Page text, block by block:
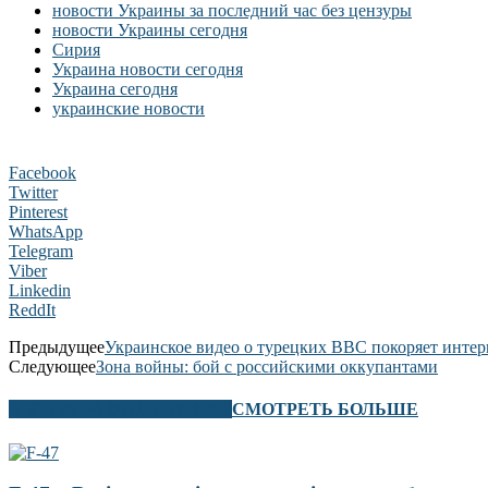
новости Украины за последний час без цензуры
новости Украины сегодня
Сирия
Украина новости сегодня
Украина сегодня
украинские новости
Facebook
Twitter
Pinterest
WhatsApp
Telegram
Viber
Linkedin
ReddIt
ПредыдущееУкраинское видео о турецких ВВС покоряет
СледующееЗона войны: бой с российскими оккупантами
СМОТРЕТЬ БОЛЬШЕ